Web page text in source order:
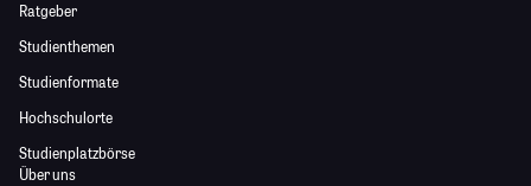
Ratgeber
Studienthemen
Studienformate
Hochschulorte
Studienplatzbörse
Über uns